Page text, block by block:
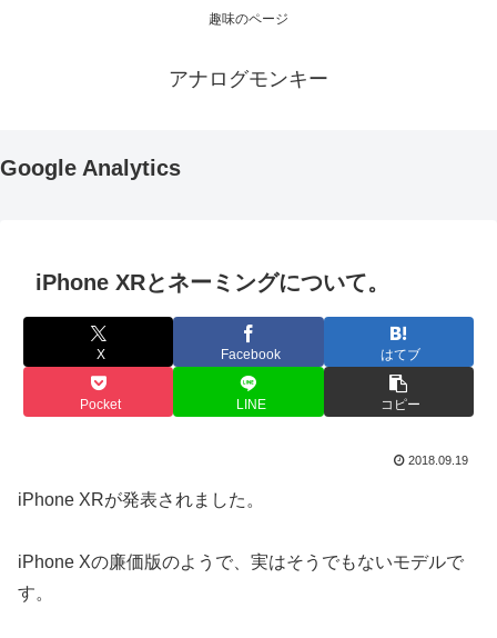
趣味のページ
アナログモンキー
Google Analytics
iPhone XRとネーミングについて。
X Facebook はてブ
Pocket LINE コピー
2018.09.19
iPhone XRが発表されました。
iPhone Xの廉価版のようで、実はそうでもないモデルで
す。